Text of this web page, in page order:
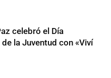
celebró el Día
la Juventud con «Viví